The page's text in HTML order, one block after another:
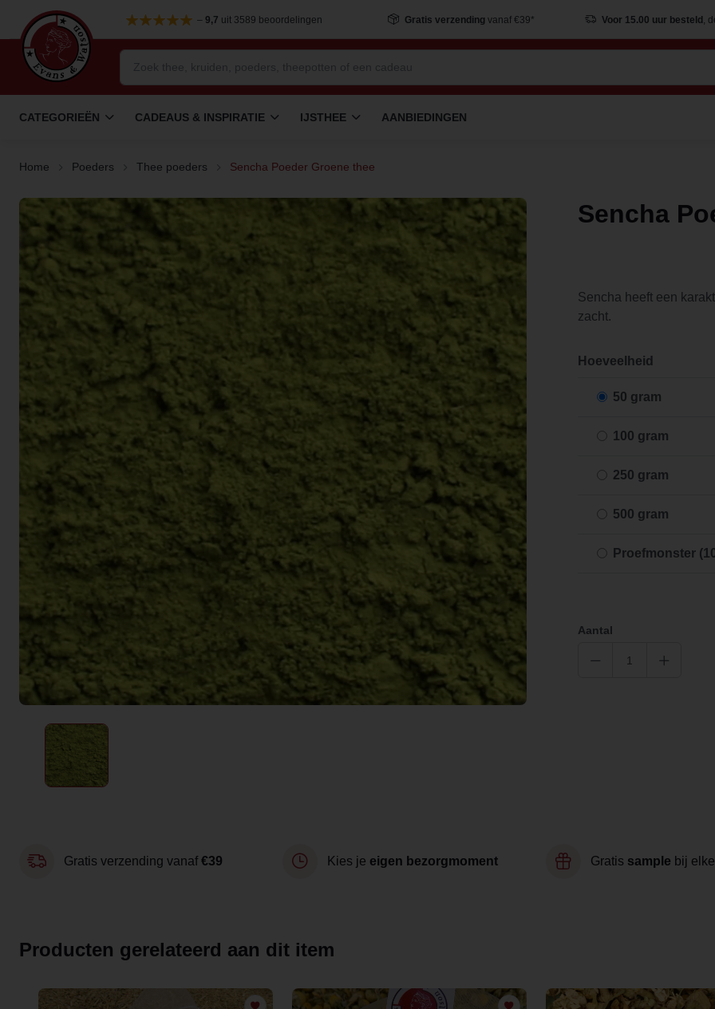
– 9,7 uit 3589 beoordelingen Gratis verzending vanaf €39* Voor 15.00 uur besteld ,
CATEGORIEËN CADEAUS & INSPIRATIE IJSTHEE AANBIEDINGEN
Home Poeders Thee poeders Sencha Poeder Groene thee
Sencha
Sencha heeft een
zacht.
Hoeveelheid
50 gram
100 gram
250 gram
500 gram
Proefmonster
Aantal
Gratis verzending vanaf €39 Kies je eigen bezorgmoment Gratis sample bij
Producten gerelateerd aan dit item